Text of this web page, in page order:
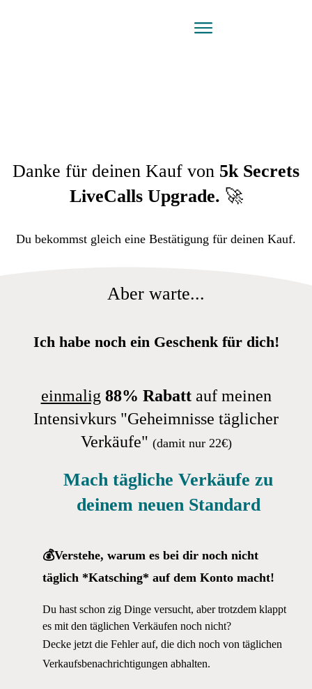
Danke für deinen Kauf von 5k Secrets
LiveCalls Upgrade. 🚀
Du bekommst gleich eine Bestätigung für deinen Kauf.
Aber warte...
Ich habe noch ein Geschenk für dich!
einmalig 88% Rabattauf meinen
Intensivkurs "Geheimnisse täglicher
Verkäufe" (damit nur 22€)
Mach tägliche Verkäufe zu
deinem neuen Standard
💰Verstehe, warum es bei dir noch nicht
täglich *Katsching* auf dem Konto macht!
Du hast schon zig Dinge versucht, aber trotzdem klappt
es mit den täglichen Verkäufen noch nicht?
Decke jetzt die Fehler auf, die dich noch von täglichen
Verkaufsbenachrichtigungen abhalten.